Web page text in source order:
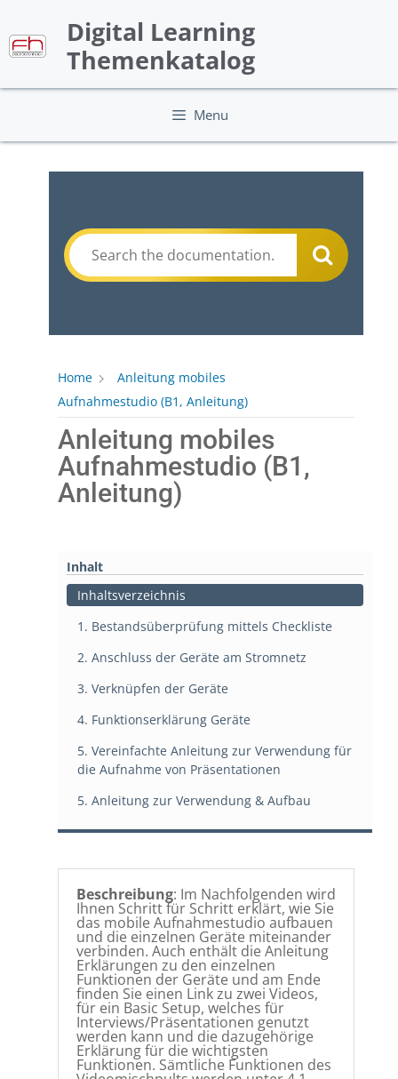
content
Digital Learning
Themenkatalog
Menu
Home
Anleitung mobiles
Aufnahmestudio (B1, Anleitung)
Anleitung mobiles
Aufnahmestudio (B1,
Anleitung)
Inhalt
Inhaltsverzeichnis
1. Bestandsüberprüfung mittels Checkliste
2. Anschluss der Geräte am Stromnetz
3. Verknüpfen der Geräte
4. Funktionserklärung Geräte
5. Vereinfachte Anleitung zur Verwendung für
die Aufnahme von Präsentationen
5. Anleitung zur Verwendung & Aufbau
Beschreibung: Im Nachfolgenden wird
Ihnen Schritt für Schritt erklärt, wie Sie
das mobile Aufnahmestudio aufbauen
und die einzelnen Geräte miteinander
verbinden. Auch enthält die Anleitung
Erklärungen zu den einzelnen
Funktionen der Geräte und am Ende
finden Sie einen Link zu zwei Videos,
für ein Basic Setup, welches für
Interviews/Präsentationen genutzt
werden kann und die dazugehörige
Erklärung für die wichtigsten
Funktionen. Sämtliche Funktionen des